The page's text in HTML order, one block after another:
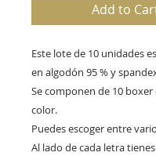
Add to
Este lote de 10 unidades
en algodón 95 % y
Se componen de 10
color.
Puedes escoger entre
Al lado de cada letra